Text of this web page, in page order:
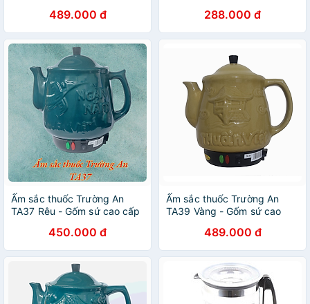
489.000 đ
Gốm Đúc - Rờ le Ngắt Nhiệt
Tự Động - Dung Tích 2,5 Lít
- KLM-ASNTM (Ngẫu Nhiên
288.000 đ
Ấm sắc thuốc Trường An
TA37 Rêu - Gốm sứ cao cấp
450.000 đ
Ấm sắc thuốc Trường An
TA39 Vàng - Gốm sứ cao
chính hãng489.000 đ